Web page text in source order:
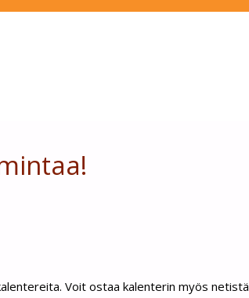
Voit ostaa kalenterin myös netistä